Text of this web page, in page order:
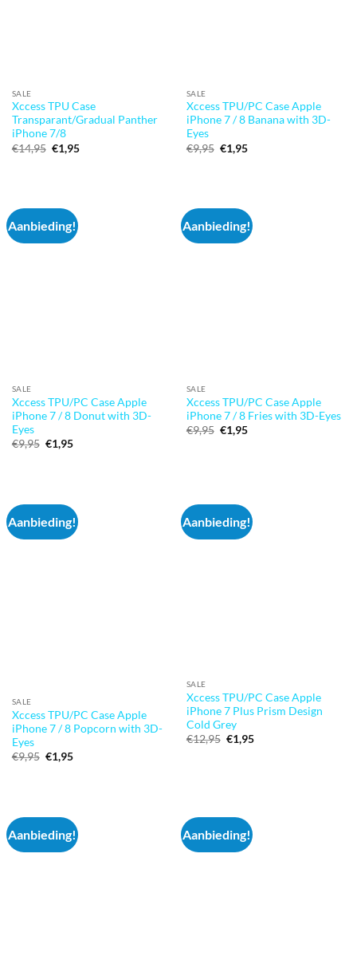
SALE
Xccess TPU Case
Transparant/Gradual Panther
iPhone 7/8
€14,95 Oorspronkelijke
prijs
€1,95Huidige
SALE
Xccess TPU/PC Case Apple
iPhone 7 / 8 Banana with 3D-
Eyes
€9,95 Oorspronkelijke
prijs
€1,95Huidige
Aanbieding!
SALE
Xccess TPU/PC Case Apple
iPhone 7 / 8 Donut with 3D-
Eyes
€9,95 Oorspronkelijke
prijs
€1,95Huidige
Aanbieding!
SALE
Xccess TPU/PC Case Apple
iPhone 7 / 8 Fries with 3D-Eyes
€9,95 Oorspronkelijke
prijs
€1,95Huidige
Aanbieding!
SALE
Xccess TPU/PC Case Apple
iPhone 7 / 8 Popcorn with 3D-
Eyes
€9,95 Oorspronkelijke
prijs
€1,95Huidige
Aanbieding!
SALE
Xccess TPU/PC Case Apple
iPhone 7 Plus Prism Design
Cold Grey
€12,95 Oorspronkelijke
prijs
€1,95Huidige
Aanbieding! Aanbieding!